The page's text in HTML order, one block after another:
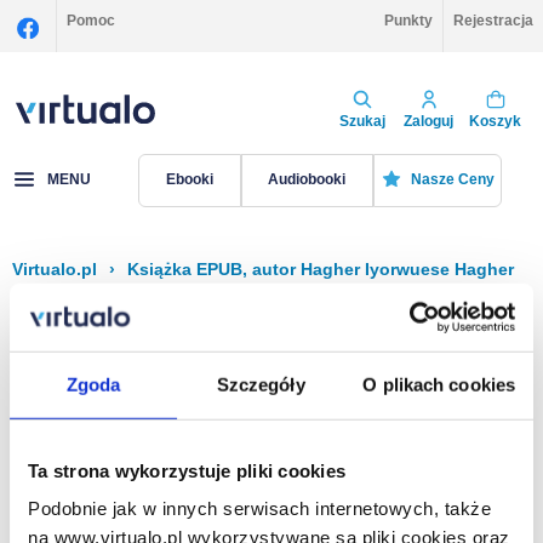
Zgoda Szczegóły O plikach cookies
Ta strona wykorzystuje pliki cookies
Podobnie jak w innych serwisach internetowych, także
na www.virtualo.pl wykorzystywane są pliki cookies oraz
Pomoc Punkty Rejestracja
Szukaj Zaloguj Koszyk
MENU Ebooki Audiobooki Nasze Ceny
Virtualo.pl › Książka EPUB, autor Hagher Iyorwuese Hagher
Filtruj Sortuj
Na stronie